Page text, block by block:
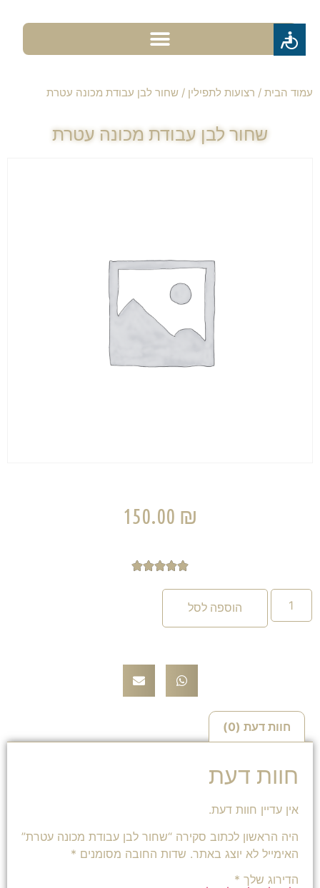
עמוד הבית / רצועות לתפילין / שחור לבן עבודת מכונה עטרת
150.00 ₪





הוספה לסל
שחור לבן עבודת מכונה עטרת
חוות דעת (0)
חוות דעת
אין עדיין חוות דעת.
היה הראשון לכתוב סקירה “שחור לבן עבודת מכונה עטרת”
האימייל לא יוצג באתר. שדות החובה מסומנים *
הדירוג שלך *